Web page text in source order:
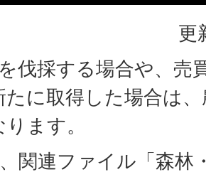
更
伐採する場合や、売
たに取得した場合は
ます。
関連ファイル「森林